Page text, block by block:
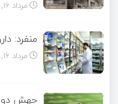
مرداد ۱۶, ۱۴۰۵
منفرد:
مرداد ۱۶, ۱۴۰۵